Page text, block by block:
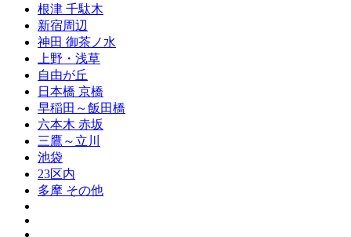
根津 千駄木
新宿周辺
神田 御茶ノ水
上野・浅草
自由が丘
日本橋 京橋
早稲田～飯田橋
六本木 赤坂
三鷹～立川
池袋
23区内
多摩 その他